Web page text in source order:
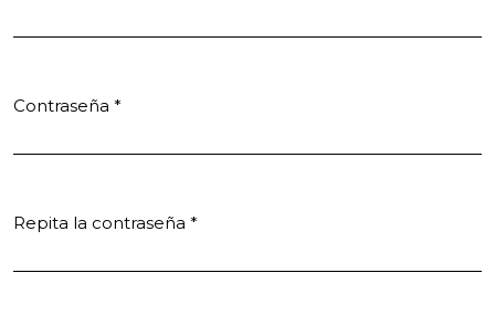
Contraseña *
Repita la contraseña *